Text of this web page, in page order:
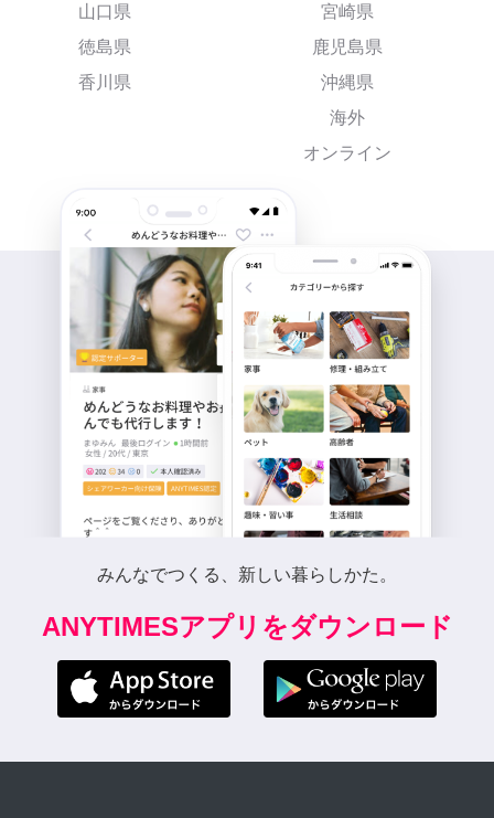
山口県
徳島県
香川県
宮崎県
鹿児島県
沖縄県
海外
オンライン
みんなでつくる、新しい暮らしかた。
ANYTIMESアプリをダウンロード